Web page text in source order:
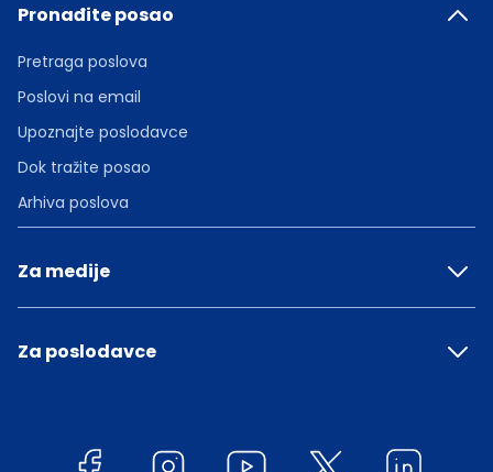
Pronađite posao
Pretraga poslova
Poslovi na email
Upoznajte poslodavce
Dok tražite posao
Arhiva poslova
Za medije
Za poslodavce